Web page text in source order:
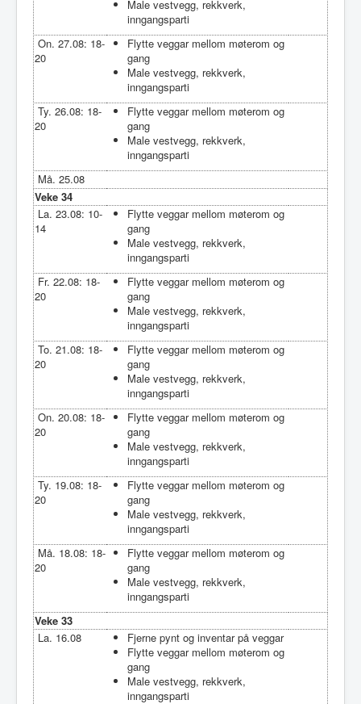
Male vestvegg, rekkverk,
inngangsparti
On. 27.08: 18-
20
Flytte veggar mellom møterom og
gang
Male vestvegg, rekkverk,
inngangsparti
Ty. 26.08: 18-
20
Flytte veggar mellom møterom og
gang
Male vestvegg, rekkverk,
inngangsparti
Må. 25.08
Veke 34
La. 23.08: 10-
14
Flytte veggar mellom møterom og
gang
Male vestvegg, rekkverk,
inngangsparti
Fr. 22.08: 18-
20
Flytte veggar mellom møterom og
gang
Male vestvegg, rekkverk,
inngangsparti
To. 21.08: 18-
20
Flytte veggar mellom møterom og
gang
Male vestvegg, rekkverk,
inngangsparti
On. 20.08: 18-
20
Flytte veggar mellom møterom og
gang
Male vestvegg, rekkverk,
inngangsparti
Ty. 19.08: 18-
20
Flytte veggar mellom møterom og
gang
Male vestvegg, rekkverk,
inngangsparti
Må. 18.08: 18-
20
Flytte veggar mellom møterom og
gang
Male vestvegg, rekkverk,
inngangsparti
Veke 33
La. 16.08
Fjerne pynt og inventar på veggar
Flytte veggar mellom møterom og
gang
Male vestvegg, rekkverk,
inngangsparti